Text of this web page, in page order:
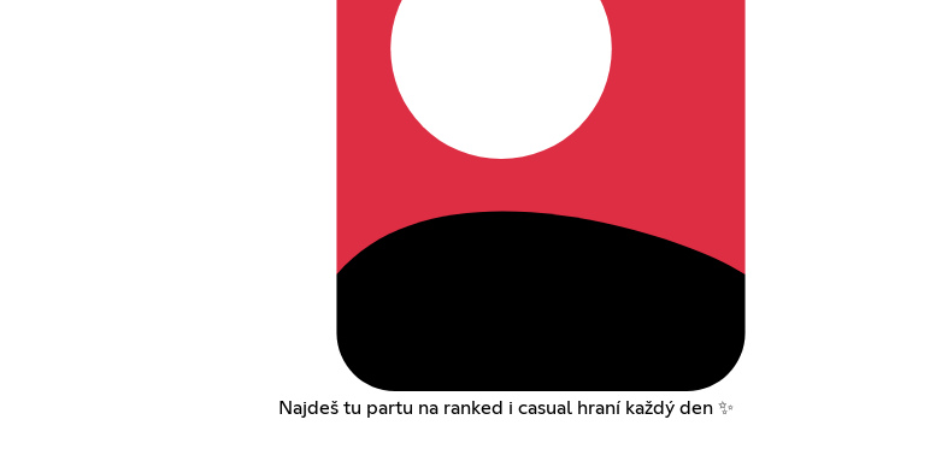
Najdeš tu partu na ranked i casual hraní každý den ✨